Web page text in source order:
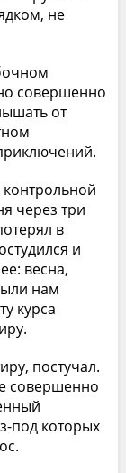
не
совершенно
от
через три
в
и
весна,
нам
курса
постучал.
совершенно
под которых